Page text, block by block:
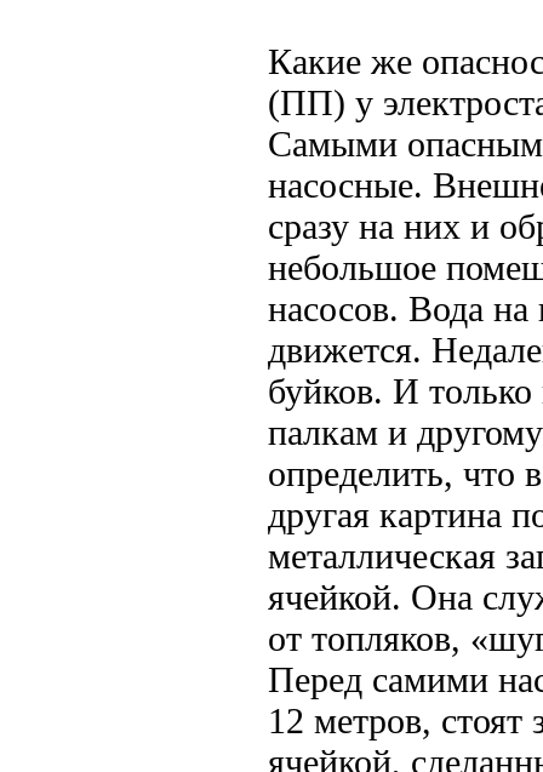
Какие же
(ПП) у
Самыми
насосные.
сразу на них и
небольшое
насосов. Вода на
движется.
буйков. И
палкам и
определить, что
другая картина
металлическая
ячейкой. Она
от топляков,
Перед самими
12 метров, стоят
ячейкой,